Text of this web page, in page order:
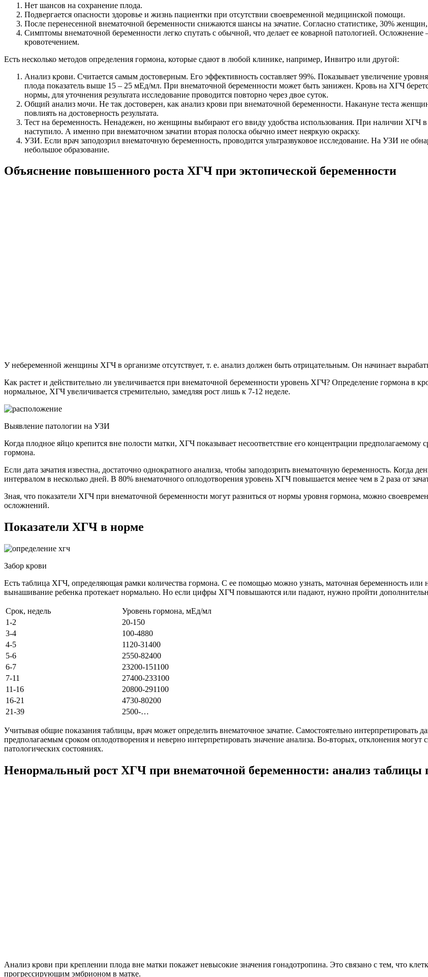
Нет шансов на сохранение плода.
Подвергается опасности здоровье и жизнь пациентки при отсутствии своевременной медицинской помощи.
После перенесенной внематочной беременности снижаются шансы на зачатие. Согласно статистике, 30%
Симптомы внематочной беременности легко спутать с обычной, что делает ее коварной патологией.
кровотечением.
Есть несколько методов определения гормона, которые сдают в любой клинике, например, Инвитро или другой:
Анализ крови. Считается самым достоверным. Его эффективность составляет 99%. Показывает увеличение
плода показатель выше 15 – 25 мЕд/мл. При внематочной беременности может быть занижен. Кровь на ХГЧ
нормы, для уточнения результата исследование проводится повторно через двое суток.
Общий анализ мочи. Не так достоверен, как анализ крови при внематочной беременности. Накануне теста
повлиять на достоверность результата.
Тест на беременность. Ненадежен, но женщины выбирают его ввиду удобства использования. При наличии ХГЧ в
наступило. А именно при внематочном зачатии вторая полоска обычно имеет неяркую окраску.
УЗИ. Если врач заподозрил внематочную беременность, проводится ультразвуковое исследование. На УЗИ не
небольшое образование.
Объяснение повышенного роста ХГЧ при эктопической беременности
У небеременной женщины ХГЧ в организме отсутствует, т. е. анализ должен быть отрицательным. Он начинает
Как растет и действительно ли увеличивается при внематочной беременности уровень ХГЧ? Определение гормона в
нормальное, ХГЧ увеличивается стремительно, замедляя рост лишь к 7-12 неделе.
Выявление патологии на УЗИ
Когда плодное яйцо крепится вне полости матки, ХГЧ показывает несоответствие его концентрации
гормона.
Если дата зачатия известна, достаточно однократного анализа, чтобы заподозрить внематочную беременность. Когда
интервалом в несколько дней. В 80% внематочного оплодотворения уровень ХГЧ повышается менее чем в 2 раза от
Зная, что показатели ХГЧ при внематочной беременности могут разниться от нормы уровня гормона, можно
осложнений.
Показатели ХГЧ в норме
Забор крови
Есть таблица ХГЧ, определяющая рамки количества гормона. С ее помощью можно узнать, маточная беременность или
вынашивание ребенка протекает нормально. Но если цифры ХГЧ повышаются или падают, нужно пройти
Срок, недель
Уровень гормона, мЕд/мл
1-2
20-150
3-4
100-4880
4-5
1120-31400
5-6
2550-82400
6-7
23200-151100
7-11
27400-233100
11-16
20800-291100
16-21
4730-80200
21-39
2500-…
Учитывая общие показания таблицы, врач может определить внематочное зачатие. Самостоятельно
предполагаемым сроком оплодотворения и неверно интерпретировать значение анализа. Во-вторых, отклонения могут
патологических состояниях.
Ненормальный рост ХГЧ при внематочной беременности: анализ таблицы
Анализ крови при креплении плода вне матки покажет невысокие значения гонадотропина. Это связано с тем, что
прогрессирующим эмбрионом в матке.